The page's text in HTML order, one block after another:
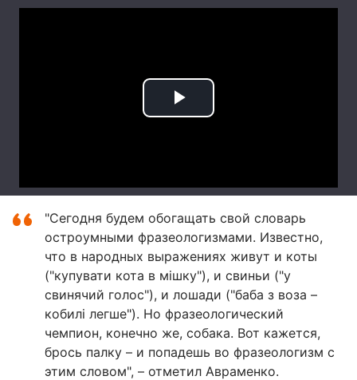
"Сегодня будем обогащать свой словарь
остроумными фразеологизмами. Известно,
что в народных выражениях живут и коты
("купувати кота в мішку"), и свиньи ("у
свинячий голос"), и лошади ("баба з воза –
кобилі легше"). Но фразеологический
чемпион, конечно же, собака. Вот кажется,
брось палку – и попадешь во фразеологизм с
этим словом", – отметил Авраменко.